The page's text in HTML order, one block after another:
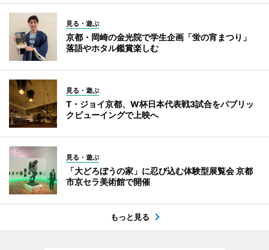
見る・遊ぶ
京都・岡崎の金光院で学生企画「蛍の宵まつり」
落語やホタル鑑賞楽しむ
見る・遊ぶ
T・ジョイ京都、W杯日本代表戦3試合をパブリッ
クビューイングで上映へ
見る・遊ぶ
「大どろぼうの家」に忍び込む体験型展覧会 京都
市京セラ美術館で開催
もっと見る